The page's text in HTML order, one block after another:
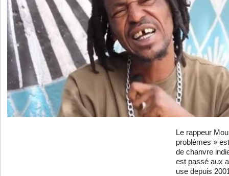
Le rappeur
problèmes »
de chanvre
est passé aux
use depuis